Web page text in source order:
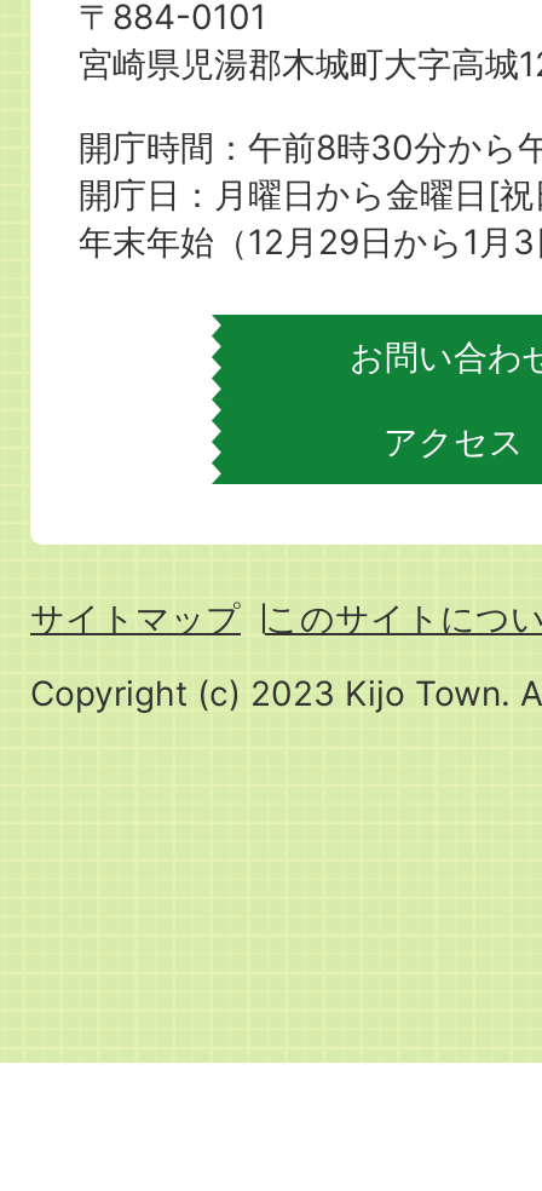
木
町
役
場
〒884-0101
宮崎県児湯郡木城町大字高城
開庁時間：午前8時30分から
開庁日：月曜日から金曜日[
年末年始（12月29日から1月
お問い合わ
アクセス
サイトマップ
このサイトにつ
Copyright (c) 2023 Kijo Town.